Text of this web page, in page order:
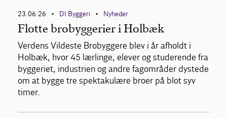
23.06.26 • DI Byggeri • Nyheder
Flotte brobyggerier i Holbæk
Verdens Vildeste Brobyggere blev i år afholdt i
Holbæk, hvor 45 lærlinge, elever og studerende fra
byggeriet, industrien og andre fagområder dystede
om at bygge tre spektakulære broer på blot syv
timer.